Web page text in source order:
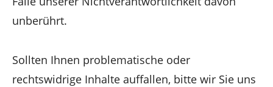
unberührt.
Sollten Ihnen problematische oder
rechtswidrige Inhalte auffallen, bitte wir Sie uns